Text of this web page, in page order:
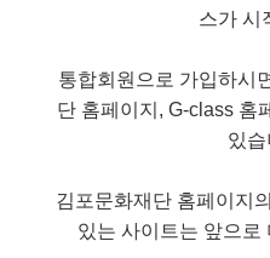
스가 시
통합회원으로 가입하시
단 홈페이지, G-class 홈
있
김포문화재단 홈페이지
있는 사이트는 앞으로